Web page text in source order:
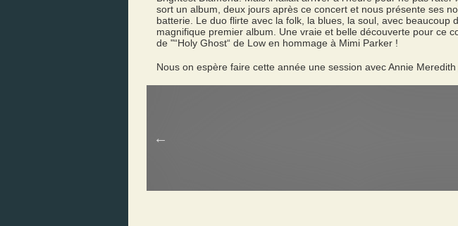
sort un album, deux jours après ce concert et nous présente ses
batterie. Le duo flirte avec la folk, la blues, la soul, avec beaucoup
magnifique premier album. Une vraie et belle découverte pour ce
de "“Holy Ghost“ de Low en hommage à Mimi Parker !
Nous on espère faire cette année une session avec Annie